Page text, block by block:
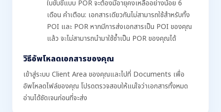
ใบขับขี่แบบ POR จะต้องมีอายุคงเหลืออย่างน้อย 6
เดือน คำเตือน: เอกสารเดียวกันไม่สามารถใช้สำหรับทั้ง
POI และ POR หากมีการส่งเอกสารเป็น POI ของคุณ
แล้ว จะไม่สามารถนำมาใช้ซ้ำเป็น POR ของคุณได้
วิธีอัพโหลดเอกสารของคุณ
เข้าสู่ระบบ Client Area ของคุณและไปที่ Documents เพื่อ
อัพโหลดไฟล์ของคุณ โปรดตรวจสอบให้แน่ใจว่าเอกสารทั้งหมด
อ่านได้ชัดเจนก่อนที่จะส่ง